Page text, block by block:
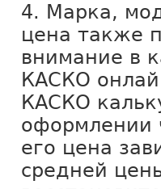
Марка,
цена также
внимание в
КАСКО
КАСКО
оформлении
его цена
средней